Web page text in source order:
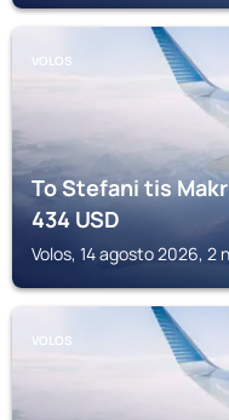
VOLOS
To Stefani tis
434USD
Volos, 14 agosto 2026, 2
VOLOS